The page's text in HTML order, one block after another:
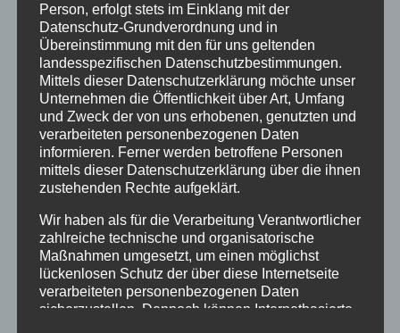
17:00
18:00
21:00
22:00
Person, erfolgt stets im Einklang mit der
Datenschutz-Grundverordnung und in
Übereinstimmung mit den für uns geltenden
landesspezifischen Datenschutzbestimmungen.
Mittels dieser Datenschutzerklärung möchte unser
Unternehmen die Öffentlichkeit über Art, Umfang
und Zweck der von uns erhobenen, genutzten und
verarbeiteten personenbezogenen Daten
informieren. Ferner werden betroffene Personen
mittels dieser Datenschutzerklärung über die ihnen
zustehenden Rechte aufgeklärt.
Wir haben als für die Verarbeitung Verantwortlicher
zahlreiche technische und organisatorische
Maßnahmen umgesetzt, um einen möglichst
lückenlosen Schutz der über diese Internetseite
verarbeiteten personenbezogenen Daten
sicherzustellen. Dennoch können Internetbasierte